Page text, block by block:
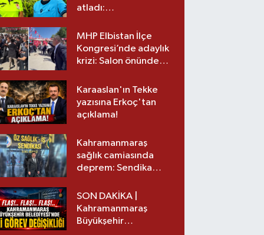
atladı:
üst lige iki transfer!
MHP Elbistan İlçe
Kongresi’nde adaylık
krizi: Salon önünde
Karaaslan'ın Tekke
yazısına Erkoç'tan
açıklama!
Kahramanmaraş
sağlık camiasında
deprem: Sendika
SON DAKİKA |
Kahramanmaraş
Büyükşehir